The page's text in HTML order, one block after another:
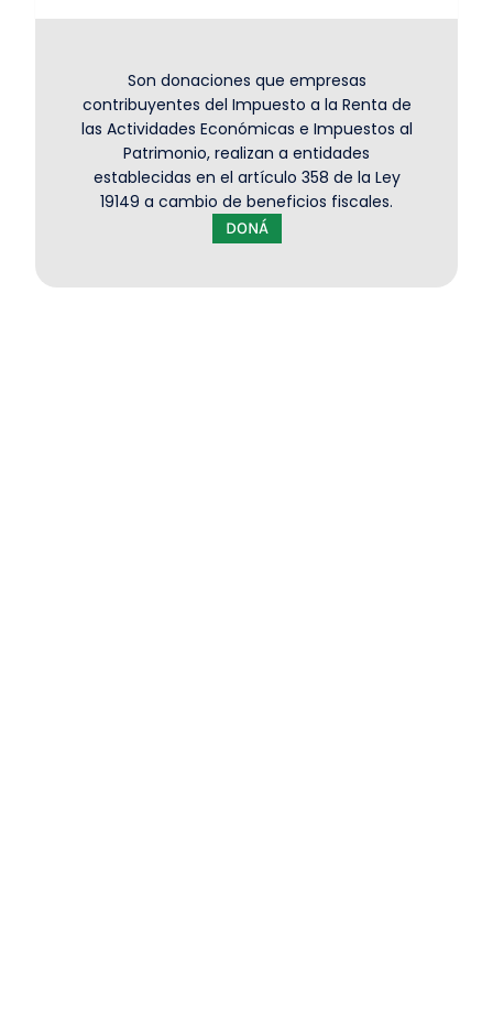
Son donaciones que empresas
contribuyentes del Impuesto a la Renta de
las Actividades Económicas e Impuestos al
Patrimonio, realizan a entidades
establecidas en el artículo 358 de la Ley
19149 a cambio de beneficios fiscales.
DONÁ